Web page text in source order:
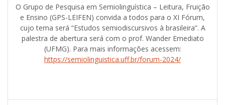
O Grupo de Pesquisa em Semiolinguística – Leitura, Fruição
e Ensino (GPS-LEIFEN) convida a todos para o XI Fórum,
cujo tema será “Estudos semiodiscursivos à brasileira”. A
palestra de abertura será com o prof. Wander Emediato
(UFMG). Para mais informações acessem:
https://semiolinguistica.uff.br/forum-2024/